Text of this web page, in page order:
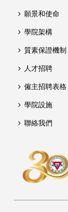
願景和使命
學院架構
質素保證機制
人才招聘
僱主招聘表格
學院設施
聯絡我們